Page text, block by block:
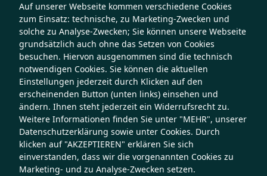
Auf unserer Webseite kommen verschiedene Cookies
zum Einsatz: technische, zu Marketing-Zwecken und
solche zu Analyse-Zwecken; Sie können unsere Webseite
grundsätzlich auch ohne das Setzen von Cookies
besuchen. Hiervon ausgenommen sind die technisch
notwendigen Cookies. Sie können die aktuellen
Einstellungen jederzeit durch Klicken auf den
erscheinenden Button (unten links) einsehen und
ändern. Ihnen steht jederzeit ein Widerrufsrecht zu.
Weitere Informationen finden Sie unter "MEHR", unserer
Datenschutzerklärung sowie unter Cookies. Durch
klicken auf "AKZEPTIEREN" erklären Sie sich
einverstanden, dass wir die vorgenannten Cookies zu
Marketing- und zu Analyse-Zwecken setzen.